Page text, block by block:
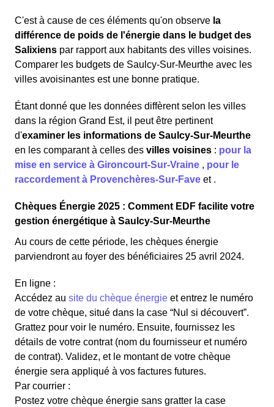
C'est à cause de ces éléments qu'on observe la
différence de poids de l'énergie dans le budget des
Salixiens par rapport aux habitants des villes voisines.
Comparer les budgets de Saulcy-Sur-Meurthe avec les
villes avoisinantes est une bonne pratique.
Étant donné que les données diffèrent selon les villes
dans la région Grand Est, il peut être pertinent
d'examiner les informations de Saulcy-Sur-Meurthe
en les comparant à celles des villes voisines : pour la
mise en service à Gironcourt-Sur-Vraine , pour le
raccordement à Provenchères-Sur-Fave et .
Chèques Énergie 2025 : Comment EDF facilite votre
gestion énergétique à Saulcy-Sur-Meurthe
Au cours de cette période, les chèques énergie
parviendront au foyer des bénéficiaires 25 avril 2024.
En ligne :
Accédez au site du chèque énergie et entrez le numéro
de votre chèque, situé dans la case “Nul si découvert”.
Grattez pour voir le numéro. Ensuite, fournissez les
détails de votre contrat (nom du fournisseur et numéro
de contrat). Validez, et le montant de votre chèque
énergie sera appliqué à vos factures futures.
Par courrier :
Postez votre chèque énergie sans gratter la case